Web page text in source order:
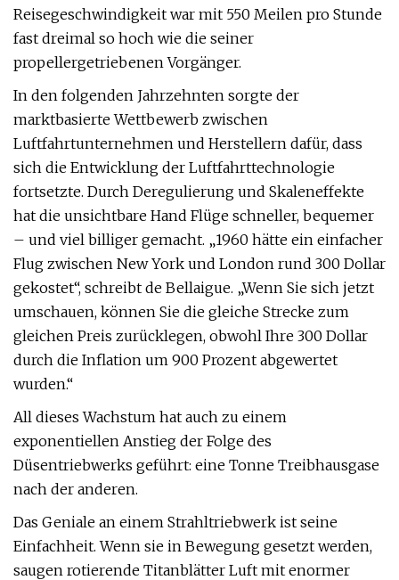
Reisegeschwindigkeit war mit 550 Meilen pro Stunde
fast dreimal so hoch wie die seiner
propellergetriebenen Vorgänger.
In den folgenden Jahrzehnten sorgte der
marktbasierte Wettbewerb zwischen
Luftfahrtunternehmen und Herstellern dafür, dass
sich die Entwicklung der Luftfahrttechnologie
fortsetzte. Durch Deregulierung und Skaleneffekte
hat die unsichtbare Hand Flüge schneller, bequemer
– und viel billiger gemacht. „1960 hätte ein einfacher
Flug zwischen New York und London rund 300 Dollar
gekostet“, schreibt de Bellaigue. „Wenn Sie sich jetzt
umschauen, können Sie die gleiche Strecke zum
gleichen Preis zurücklegen, obwohl Ihre 300 Dollar
durch die Inflation um 900 Prozent abgewertet
wurden.“
All dieses Wachstum hat auch zu einem
exponentiellen Anstieg der Folge des
Düsentriebwerks geführt: eine Tonne Treibhausgase
nach der anderen.
Das Geniale an einem Strahltriebwerk ist seine
Einfachheit. Wenn sie in Bewegung gesetzt werden,
saugen rotierende Titanblätter Luft mit enormer